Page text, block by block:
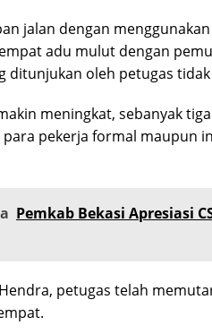
jalan dengan
adu mulut dengan
ditunjukan oleh petugas
meningkat, sebanyak
pekerja formal maupun
Pemkab Bekasi Apresiasi
petugas telah